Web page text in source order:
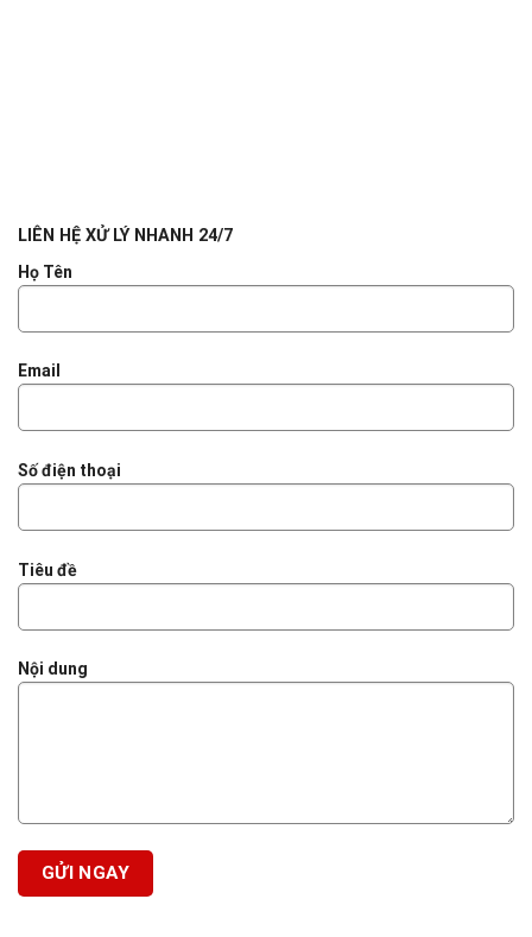
LIÊN HỆ XỬ LÝ NHANH 24/7
Họ Tên
Email
Số điện thoại
Tiêu đề
Nội dung